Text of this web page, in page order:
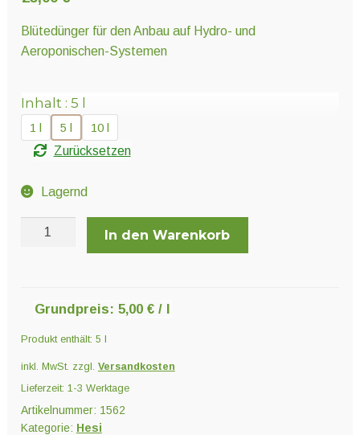
Pflanzenschutz und Biozide
Ernte und Verarbeitung
Blütedünger für den Anbau auf Hydro- und
Aeroponischen-Systemen
Inhalt 5 l
1 l 5 l
10 l
Zurücksetzen
Lagernd
In den Warenkorb
Grundpreis:5,00€ / l
Produkt enthält: 5 l
inkl. MwSt. zzgl. Versandkosten
Lieferzeit: 1-3 Werktage
Artikelnummer: 1562
Kategorie: Hesi